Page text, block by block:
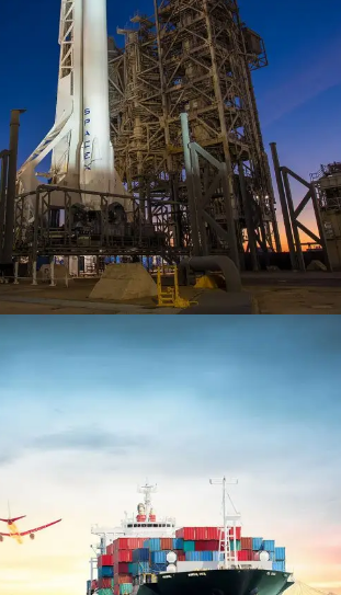
Transport of SpaceX Rocket
Ocean Saving To Clients